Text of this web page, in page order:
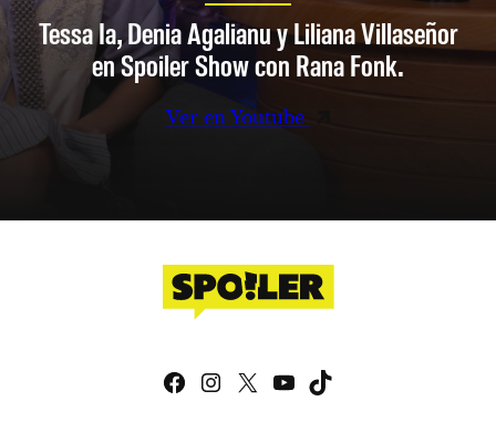
Tessa Ia, Denia Agalianu y Liliana Villaseñor
en Spoiler Show con Rana Fonk.
Ver en Youtube
Facebook
Instagram
X YouTube